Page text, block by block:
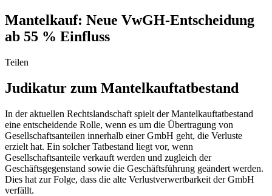
Mantelkauf: Neue VwGH-Entscheidung
ab 55 % Einfluss
Teilen
Judikatur zum Mantelkauftatbestand
In der aktuellen Rechtslandschaft spielt der Mantelkauftatbestand
eine entscheidende Rolle, wenn es um die Übertragung von
Gesellschaftsanteilen innerhalb einer GmbH geht, die Verluste
erzielt hat. Ein solcher Tatbestand liegt vor, wenn
Gesellschaftsanteile verkauft werden und zugleich der
Geschäftsgegenstand sowie die Geschäftsführung geändert werden.
Dies hat zur Folge, dass die alte Verlustverwertbarkeit der GmbH
verfällt.